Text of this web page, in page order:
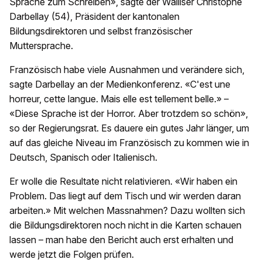
Darbellay (54), Präsident der kantonalen
Bildungsdirektoren und selbst französischer
Muttersprache.
Französisch habe viele Ausnahmen und verändere sich,
sagte Darbellay an der Medienkonferenz. «C'est une
horreur, cette langue. Mais elle est tellement belle.» –
«Diese Sprache ist der Horror. Aber trotzdem so schön»,
so der Regierungsrat. Es dauere ein gutes Jahr länger, um
auf das gleiche Niveau im Französisch zu kommen wie in
Deutsch, Spanisch oder Italienisch.
Er wolle die Resultate nicht relativieren. «Wir haben ein
Problem. Das liegt auf dem Tisch und wir werden daran
arbeiten.» Mit welchen Massnahmen? Dazu wollten sich
die Bildungsdirektoren noch nicht in die Karten schauen
lassen – man habe den Bericht auch erst erhalten und
werde jetzt die Folgen prüfen.